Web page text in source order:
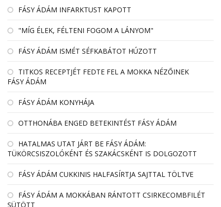
FÁSY ÁDÁM INFARKTUST KAPOTT
"MÍG ÉLEK, FÉLTENI FOGOM A LÁNYOM"
FÁSY ÁDÁM ISMÉT SÉFKABÁTOT HÚZOTT
TITKOS RECEPTJÉT FEDTE FEL A MOKKA NÉZŐINEK
FÁSY ÁDÁM
FÁSY ÁDÁM KONYHÁJA
OTTHONÁBA ENGED BETEKINTÉST FÁSY ÁDÁM
HATALMAS UTAT JÁRT BE FÁSY ÁDÁM:
TÜKÖRCSISZOLÓKÉNT ÉS SZAKÁCSKÉNT IS DOLGOZOTT
FÁSY ÁDÁM CUKKINIS HALFASÍRTJA SAJTTAL TÖLTVE
FÁSY ÁDÁM A MOKKÁBAN RÁNTOTT CSIRKECOMBFILÉT
SÜTÖTT